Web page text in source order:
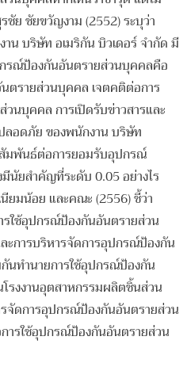
ย ชัยขวัญงาม (2552) ระบุว่า
บริษัท อเมริกัน บิวเดอร์ จำกัด มี
ณ์ป้องกันอันตรายส่วนบุคคลคือ
ตรายส่วนบุคคล เจตคติต่อการ
นบุคคล การเปิดรับข่าวสารและ
ลอดภัย ของพนักงาน บริษัท
มพันธ์ต่อการยอมรับอุปกรณ์
นัยสำคัญที่ระดับ 0.05 อย่างไร
ยมน้อย และคณะ (2556) ชี้ว่า
ใช้อุปกรณ์ป้องกันอันตรายส่วน
การบริหารจัดการอุปกรณ์ป้องกัน
นทำนายการใช้อุปกรณ์ป้องกัน
รงงานอุตสาหกรรมผลิตชิ้นส่วน
จัดการอุปกรณ์ป้องกันอันตรายส่วน
รใช้อุปกรณ์ป้องกันอันตรายส่วน